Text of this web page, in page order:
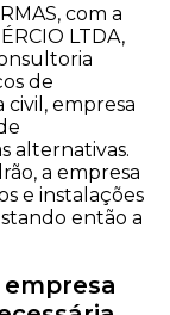
com a
LTDA,
de
empresa
alternativas.
a empresa
e instalações
então a